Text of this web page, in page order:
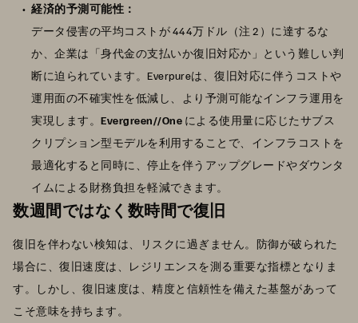
経済的予測可能性：
データ侵害の平均コストが 444万ドル（注 2）に達するな
か、企業は「身代金の支払いか復旧対応か」という難しい判
断に迫られています。Everpureは、復旧対応に伴うコストや
運用面の不確実性を低減し、より予測可能なインフラ運用を
実現します。 Evergreen//One による使用量に応じたサブス
クリプション型モデルを利用することで、インフラコストを
最適化すると同時に、停止を伴うアップグレードやダウンタ
イムによる財務負担を軽減できます。
数週間ではなく数時間で復旧
復旧を伴わない検知は、リスクに過ぎません。防御が破られた
場合に、復旧速度は、レジリエンスを測る重要な指標となりま
す。しかし、復旧速度は、精度と信頼性を備えた基盤があって
こそ意味を持ちます。